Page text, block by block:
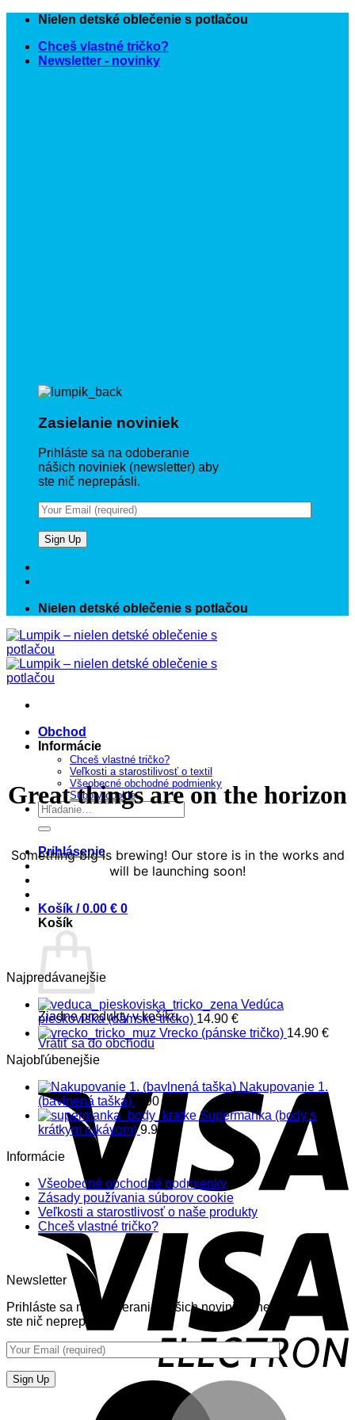
Skip
content
Nielen detské oblečenie s potlačou
Chceš vlastné tričko?
Newsletter - novinky
Zasielanie noviniek
Prihláste sa na odoberanie
nášich noviniek (newsletter) aby
ste nič neprepásli.
Nielen detské oblečenie s potlačou
Obchod
Informácie
Chceš vlastné tričko?
Veľkosti a starostilivosť o textil
Všeobecné obchodné podmienky
Súbory cookie
Hľadať:
Prihlásenie
Košík /0.00 € 0
Košík
Žiadne produkty v košíku.
Vrátiť sa do obchodu
Great things are on the horizon
Something big is brewing! Our store is in the works and
will be launching soon!
Najpredávanejšie
Vedúca
pieskoviska (dámske tričko) 14.90 €
Vrecko (pánske tričko) 14.90 €
Najobľúbenejšie
Nakupovanie 1.
(bavlnená taška)
8.90€
Supermanka (body s
krátkym rukávom) 9.90
Informácie
Všeobecné obchodné podmienky
Zásady používania súborov cookie
Veľkosti a starostlivosť o naše produkty
Chceš vlastné tričko?
Newsletter
Prihláste sa na odoberanie nášich noviniek (newsletter) aby
ste nič neprepásli.